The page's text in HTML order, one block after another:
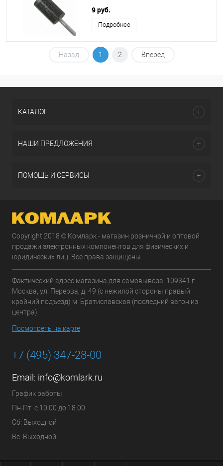
9 руб.
Подробнее
Назад 1 2 Вперед
КАТАЛОГ
НАШИ ПРЕДЛОЖЕНИЯ
ПОМОЩЬ И СЕРВИСЫ
Copyright 2018 © Комларк - магазин розничной и оптовой
продажи электронных компонентов для физических и
юридических лиц. Все права защищены.
Фактический адрес магазина для самовывоза: 109341 г.
Москва, ул. Перерва, д. 49 (с нежилой стороны правый
крайний подъезд) м. Братиславская (последний вагон из
центра).
Посмотреть на карте
+7 (495) 347-28-00
Email: info@komlark.ru
График работы
Пн-Пт: с 10:00 до 18:00
Сб: Выходной
Вс: Выходной